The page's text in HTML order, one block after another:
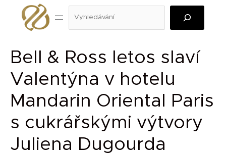
Přeskočit
Bell & Ross letos slaví
Valentýna v hotelu
Mandarin Oriental Paris
s cukrářskými výtvory
Juliena Dugourda